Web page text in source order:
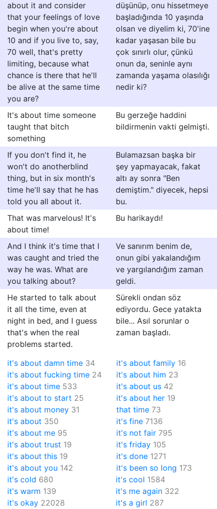
about it and consider
that your feelings of love
begin when you're about
10 and if you live to, say,
70 well, that's pretty
limiting, because what
chance is there that he'll
be alive at the same time
you are?
düşünüp, onu hissetmeye
başladığında 10 yaşında
olsan ve diyelim ki, 70'ine
kadar yaşasan bile bu
çok sınırlı olur, çünkü
onun da, seninle aynı
zamanda yaşama olasılığı
nedir ki?
It's about time someone
taught that bitch
something
Bu gerzeğe haddini
bildirmenin vakti gelmişti.
If you don't find it, he
won't do anotherblind
thing, but in six month's
time he'll say that he has
told you all about it.
Bulamazsan başka bir
şey yapmayacak, fakat
altı ay sonra "Ben
demiştim." diyecek, hepsi
bu.
That was marvelous! It's
about time!
Bu harikaydı!
And I think it's time that I
was caught and tried the
way he was. What are
you talking about?
Ve sanırım benim de,
onun gibi yakalandığım
ve yargılandığım zaman
geldi.
He started to talk about
it all the time, even at
night in bed, and I guess
that's when the real
problems started.
Sürekli ondan söz
ediyordu. Gece yatakta
bile... Asıl sorunlar o
zaman başladı.
it's about damn time 34
it's about fucking time 24
it's about time 533
it's about to start 25
it's about money 31
it's about 350
it's about me 95
it's about trust 19
it's about this 19
it's about you 142
it's about family 16
it's about him 23
it's about us 42
it's about her 19
that time 73
it's fine 7136
it's not fair 795
it's friday 105
it's done 1271
it's been so long 173
it's cold 680
it's warm 139
it's okay 22028
it's cool 1584
it's me again 322
it's a girl 287